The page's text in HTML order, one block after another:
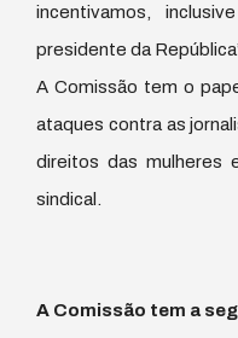
incentivamos,
presidente da
A Comissão tem o
ataques contra as
direitos das mulheres
sindical.
A Comissão tem a